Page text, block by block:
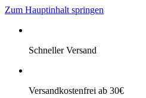
Zum Hauptinhalt springen
Schneller Versand
Versandkostenfrei ab 30€